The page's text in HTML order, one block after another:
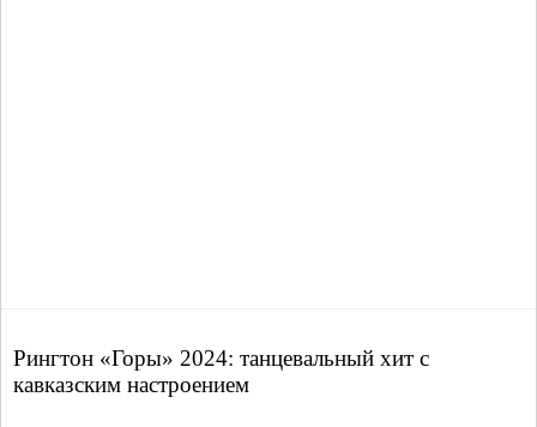
Рингтон «Горы» 2024: танцевальный хит с
кавказским настроением